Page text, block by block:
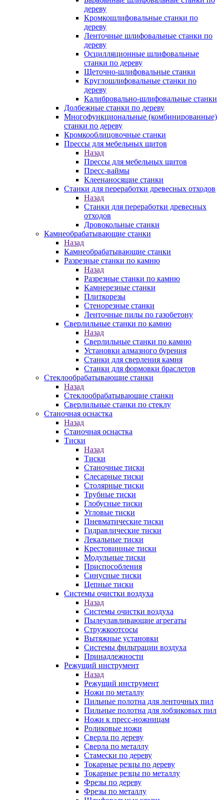
дереву
Кромкошлифовальные станки по
дереву
Ленточные шлифовальные станки по
дереву
Осцилляционные шлифовальные
станки по дереву
Щеточно-шлифовальные станки
Круглошлифовальные станки по
дереву
Калибровально-шлифовальные станки
Долбежные станки по дереву
Многофункциональные (комбинированные)
станки по дереву
Кромкооблицовочные станки
Прессы для мебельных щитов
Назад
Прессы для мебельных щитов
Пресс-ваймы
Клеенаносящие станки
Станки для переработки древесных отходов
Назад
Станки для переработки древесных
отходов
Дровокольные станки
Камнеобрабатывающие станки
Назад
Камнеобрабатывающие станки
Разрезные станки по камню
Назад
Разрезные станки по камню
Камнерезные станки
Плиткорезы
Стенорезные станки
Ленточные пилы по газобетону
Сверлильные станки по камню
Назад
Сверлильные станки по камню
Установки алмазного бурения
Станки для сверления камня
Станки для формовки браслетов
Стеклообрабатывающие станки
Назад
Стеклообрабатывающие станки
Сверлильные станки по стеклу
Станочная оснастка
Назад
Станочная оснастка
Тиски
Назад
Тиски
Станочные тиски
Слесарные тиски
Столярные тиски
Трубные тиски
Глобусные тиски
Угловые тиски
Пневматические тиски
Гидравлические тиски
Лекальные тиски
Крестовинные тиски
Модульные тиски
Приспособления
Синусные тиски
Цепные тиски
Системы очистки воздуха
Назад
Системы очистки воздуха
Пылеулавливающие агрегаты
Стружкоотсосы
Вытяжные установки
Системы фильтрации воздуха
Принадлежности
Режущий инструмент
Назад
Режущий инструмент
Ножи по металлу
Пильные полотна для ленточных пил
Пильные полотна для лобзиковых пил
Ножи к пресс-ножницам
Роликовые ножи
Сверла по дереву
Сверла по металлу
Стамески по дереву
Токарные резцы по дереву
Токарные резцы по металлу
Фрезы по дереву
Фрезы по металлу